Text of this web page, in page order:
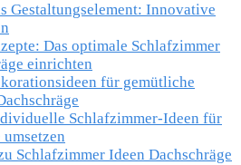
Gestaltungselement: Innovative
Das optimale Schlafzimmer
einrichten
für gemütliche
Schlafzimmer-Ideen für
Schlafzimmer Ideen Dachschräge